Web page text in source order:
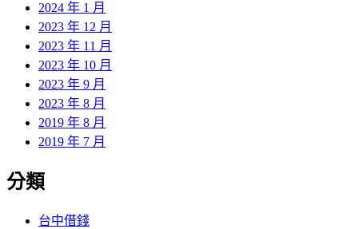
2024 年 1 月
2023 年 12 月
2023 年 11 月
2023 年 10 月
2023 年 9 月
2023 年 8 月
2019 年 8 月
2019 年 7 月
分類
台中借錢